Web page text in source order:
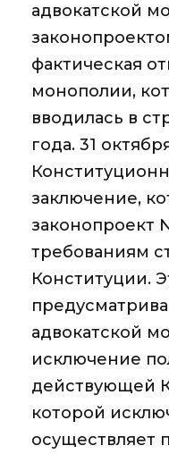
адвокатской
фактическая
монополии,
вводилась в
года. 31
заключение,
законопроект
требованиям
Конституции.
адвокатской
исключение
действующей
которой
осуществляет